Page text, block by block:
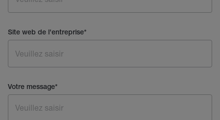
Site web de l'entreprise*
Votre message*